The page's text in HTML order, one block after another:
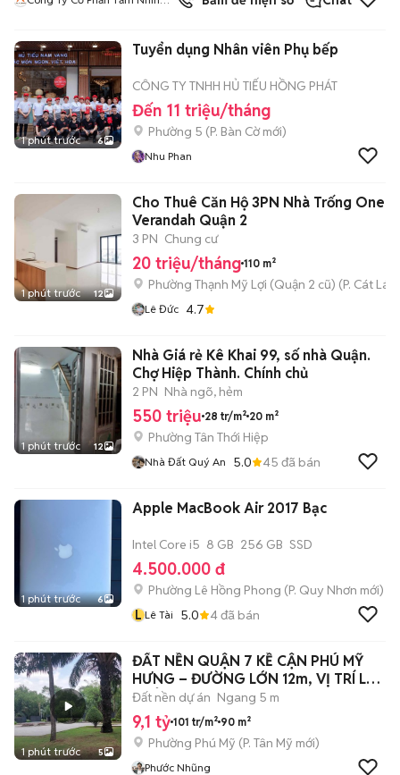
1 phút trước 6
Tuyển dụng Nhân viên Phụ bếp
CÔNG TY TNHH HỦ TIẾU HỒNG PHÁT
Đến 11 triệu/tháng
Phường 5 (P. Bàn Cờmới)
Nhu Phan
1 phút trước 12
Cho Thuê Căn Hộ 3PN Nhà Trống One
Verandah Quận 2
3 PN Chung cư
20 triệu/tháng 110 m²
Phường Thạnh Mỹ Lợi (Quận 2 cũ) (P. Cát Lái
Lê Đức 4.7
1 phút trước 12
Nhà Giá rẻ Kê Khai 99, số nhà Quận.
Chợ Hiệp Thành. Chính chủ
2 PN Nhà ngõ, hẻm
550 triệu 28 tr/m² 20 m²
Phường Tân Thới Hiệp
Nhà Đất Quý An 5.0 45 đã bán
1 phút trước 6
Apple MacBook Air 2017 Bạc
Intel Core i5 8 GB 256 GB SSD
4.500.000 đ
Phường Lê Hồng Phong (P. Quy Nhơn mới)
L Lê Tài 5.0 4đã bán
1 phút trước 5
ĐẤT NỀN QUẬN 7 KỀ CẬN PHÚ MỸ
HƯNG – ĐƯỜNG LỚN 12m, VỊ TRÍ LÝ
TƯỞNG
Đất nền dự án Ngang 5 m
9,1 tỷ 101 tr/m² 90 m²
Phường Phú Mỹ (P. Tân Mỹ mới)
Phước Nhũng